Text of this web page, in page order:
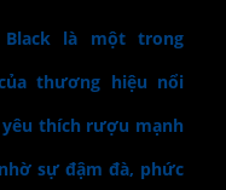
Black là một trong
thương hiệu nổi
thích rượu mạnh
sự đậm đà, phức